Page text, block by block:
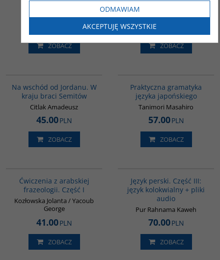
chrześcijaństwo
ZOBACZ
Mandżurii. Tom II
33.00
ZOBACZ
Na wschód od Jordanu. W
kraju braci Semitów
Citlak Amadeusz
45.00PLN
ZOBACZ
Praktyczna gramatyka
języka japońskiego
Tanimori Masahiro
57.00PLN
ZOBACZ
Ćwiczenia z arabskiej
frazeologii. Część I
Kozłowska Jolanta / Yacoub
George
41.00PLN
ZOBACZ
Język perski. Część III:
język kolokwialny + pliki
audio
Pur Rahnama Kaweh
70.00PLN
ZOBACZ
ODMAWIAM
AKCEPTUJĘ WSZYSTKIE